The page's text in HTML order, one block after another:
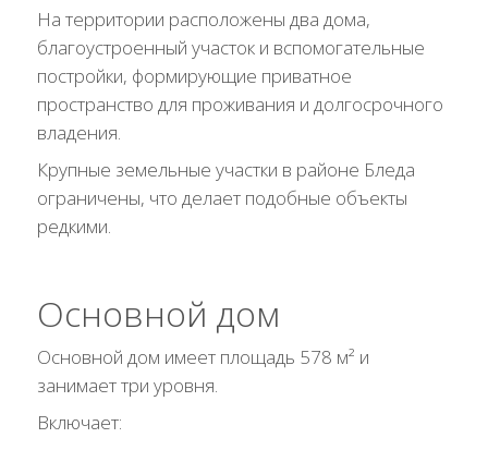
На территории расположены два дома,
благоустроенный участок и вспомогательные
постройки, формирующие приватное
пространство для проживания и долгосрочного
владения.
Крупные земельные участки в районе Бледа
ограничены, что делает подобные объекты
редкими.
Основной дом
Основной дом имеет площадь 578 м² и
занимает три уровня.
Включает: